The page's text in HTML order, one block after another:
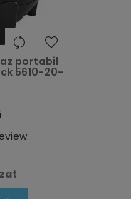
heart
portabil
5610-20-